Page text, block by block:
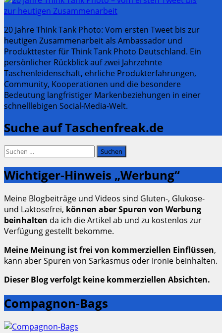
20 Jahre Think Tank Photo: Vom ersten Tweet bis zur
heutigen Zusammenarbeit als Ambassador und
Produkttester für Think Tank Photo Deutschland. Ein
persönlicher Rückblick auf zwei Jahrzehnte
Taschenleidenschaft, ehrliche Produkterfahrungen,
Community, Kooperationen und die besondere
Bedeutung langfristiger Markenbeziehungen in einer
schnelllebigen Social-Media-Welt.
Suche auf Taschenfreak.de
Suchen
nach:
Wichtiger-Hinweis „Werbung“
Meine Blogbeiträge und Videos sind Gluten-, Glukose-
und Laktosefrei, können aber Spuren von Werbung
beinhalten da ich die Artikel ab und zu kostenlos zur
Verfügung gestellt bekomme.
Meine Meinung ist frei von kommerziellen Einflüssen,
kann aber Spuren von Sarkasmus oder Ironie beinhalten.
Dieser Blog verfolgt keine kommerziellen Absichten.
Compagnon-Bags